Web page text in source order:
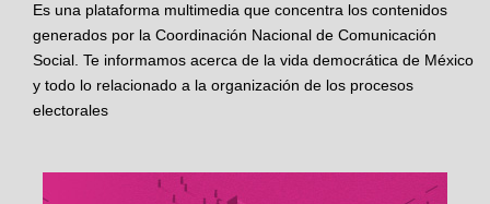
Es una plataforma multimedia que concentra los contenidos
generados por la Coordinación Nacional de Comunicación
Social. Te informamos acerca de la vida democrática de México
y todo lo relacionado a la organización de los procesos
electorales